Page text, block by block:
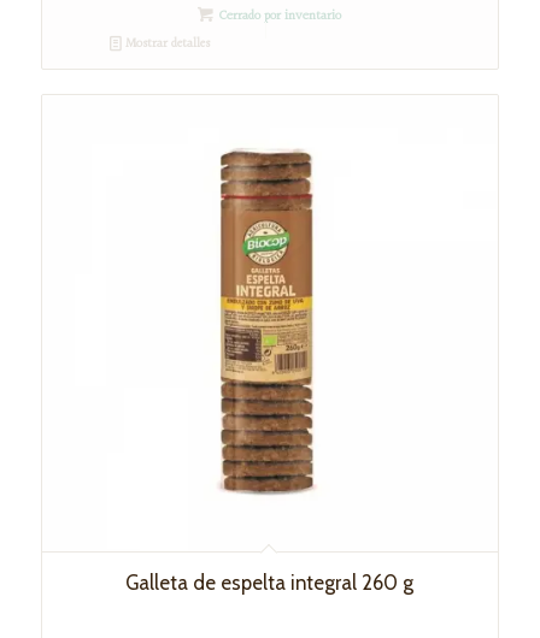
Cerrado por inventario
Mostrar detalles
Galleta de espelta integral 260 g